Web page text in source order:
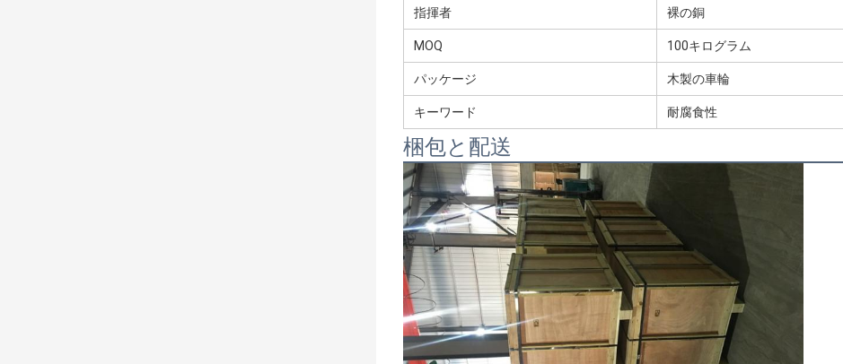
指揮者 裸の銅
MOQ 100キログラム
パッケージ 木製の車輪
キーワード 耐腐食性
梱包と配送